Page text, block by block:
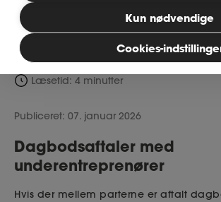
Bliv medlem
MitAse
Dokumenter.dk
læse mere om, hvordan du
Læsetid: 4 minutter
Publiceret: 07. januar 2026
Dagbodsaftaler med
underentreprenører
Hvis der mellem parterne er aftalt
Cookies-
Kun nødvendige